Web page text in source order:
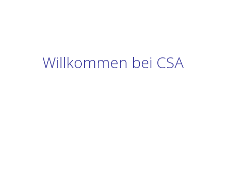
Willkommen bei CSA